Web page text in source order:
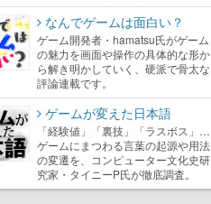
なんでゲームは面白い？
ゲーム開発者・hamatsu氏がゲーム
の魅力を画面や操作の具体的な形か
ら解き明かしていく、硬派で骨太な
評論連載です。
ゲームが変えた日本語
「経験値」「裏技」「ラスボス」…
ゲームにまつわる言葉の起源や用法
の変遷を、コンピューター文化史研
究家・タイニーP氏が徹底調査。